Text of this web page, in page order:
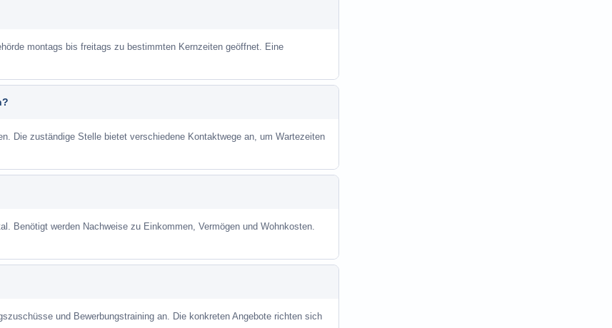
montags bis freitags zu bestimmten Kernzeiten geöffnet. Eine
Die zuständige Stelle bietet verschiedene Kontaktwege an, um Wartezeiten
Benötigt werden Nachweise zu Einkommen, Vermögen und Wohnkosten.
und Bewerbungstraining an. Die konkreten Angebote richten sich